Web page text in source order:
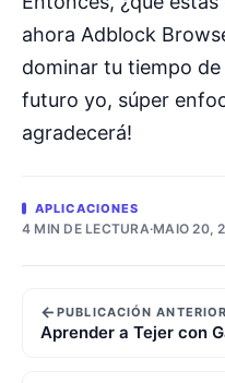
ahora Adblock
dominar tu tiempo de
futuro yo, súper
agradecerá!
APLICACIONES
4 MIN DE LECTURA·MAIO 20,
←PUBLICACIÓN ANTERIOR
Aprender a Tejer con